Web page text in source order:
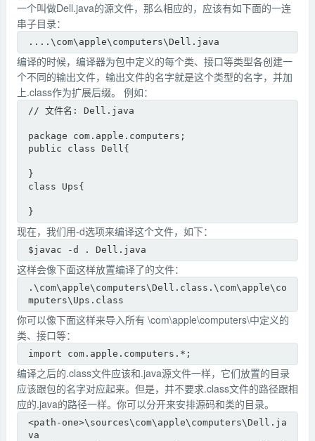
一个叫做Dell.java的源文件，那么相应的，应该有如下面的一连
串子目录：
....\com\apple\computers\Dell.java
编译的时候，编译器为包中定义的每个类、接口等类型各创建一
个不同的输出文件，输出文件的名字就是这个类型的名字，并加
上.class作为扩展后缀。 例如：
// 文件名: Dell.java
package com.apple.computers;
public class Dell{
}
class Ups{
}
现在，我们用-d选项来编译这个文件，如下：
$javac -d . Dell.java
这样会像下面这样放置编译了的文件：
.\com\apple\computers\Dell.class.\com\apple\co
mputers\Ups.class
你可以像下面这样来导入所有 \com\apple\computers\中定义的
类、接口等：
import com.apple.computers.*;
编译之后的.class文件应该和.java源文件一样，它们放置的目录
应该跟包的名字对应起来。但是，并不要求.class文件的路径跟相
应的.java的路径一样。你可以分开来安排源码和类的目录。
<path-one>\sources\com\apple\computers\Dell.ja
va